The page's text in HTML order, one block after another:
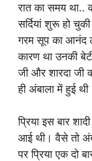
रात का समय था..
सर्दियां शुरू हो
गरम सूप का आनंद
कारण था उनकी
जी और शारदा जी
ही अंबाला में हुई
प्रिया इस बार
आई थी। वैसे तो
पर प्रिया एक दो